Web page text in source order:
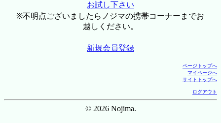
お試し下さい
※不明点ございましたらノジマの携帯コーナーまでお
越しください。
新規会員登録
ページトップへ
マイページへ
サイトトップへ
ログアウト
© 2026 Nojima.